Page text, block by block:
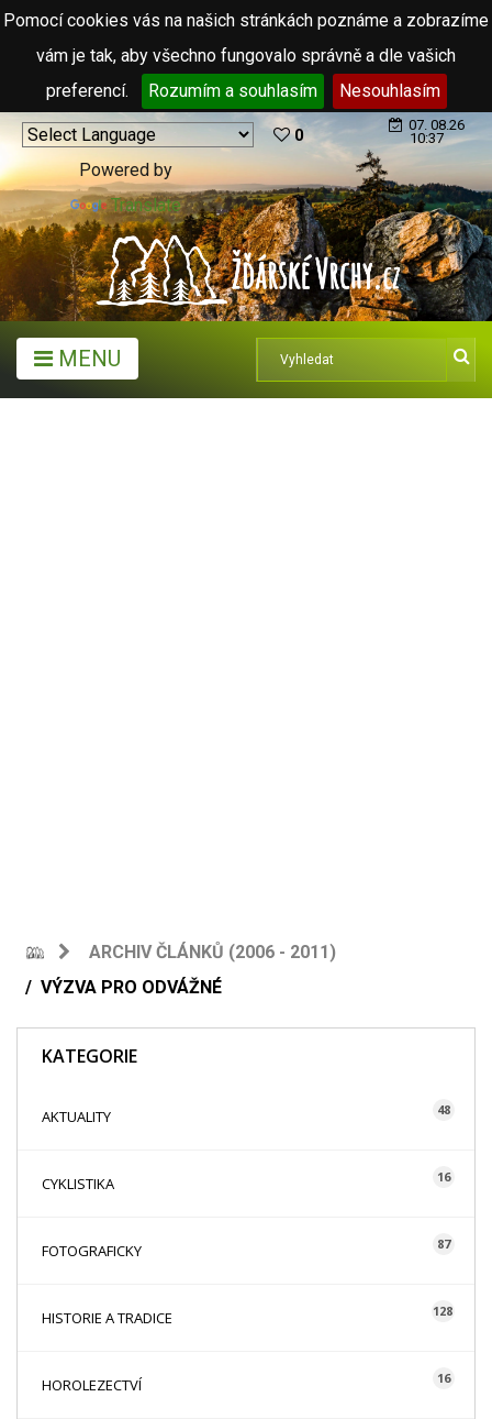
Pomocí cookies vás na našich stránkách poznáme a zobrazíme
vám je tak, aby všechno fungovalo správně a dle vašich
preferencí.
Rozumím a souhlasím Nesouhlasím
Powered by
Translate
0
07. 08.26
10:37
MENU
ARCHIV ČLÁNKŮ (2006 - 2011)
VÝZVA PRO ODVÁŽNÉ
KATEGORIE
AKTUALITY 48
CYKLISTIKA 16
FOTOGRAFICKY 87
HISTORIE A TRADICE 128
HOROLEZECTVÍ 16